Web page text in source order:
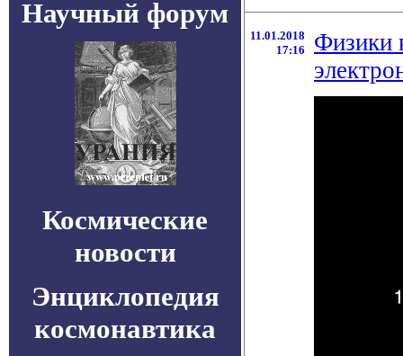
Научный форум
Космические
новости
Энциклопедия
космонавтика
11.01.2018
17:16
Физики